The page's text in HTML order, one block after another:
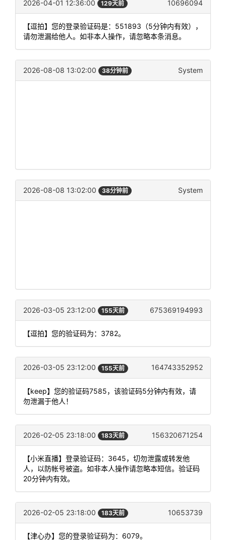
2026-04-01 12:36:00 129天前 10696094
【逗拍】您的登录验证码是：551893（5分钟内有效），
请勿泄漏给他人。如非本人操作，请忽略本条消息。
2026-08-08 13:02:00 38分钟前 System
2026-08-08 13:02:00 38分钟前 System
2026-03-05 23:12:00 155天前 675369194993
【逗拍】您的验证码为：3782。
2026-03-05 23:12:00 155天前 164743352952
【keep】您的验证码7585，该验证码5分钟内有效，请
勿泄漏于他人！
2026-02-05 23:18:00 183天前 156320671254
【小米直播】登录验证码：3645，切勿泄露或转发他
人，以防帐号被盗。如非本人操作请忽略本短信。验证码
20分钟内有效。
2026-02-05 23:18:00 183天前 10653739
【津心办】您的登录验证码为：6079。